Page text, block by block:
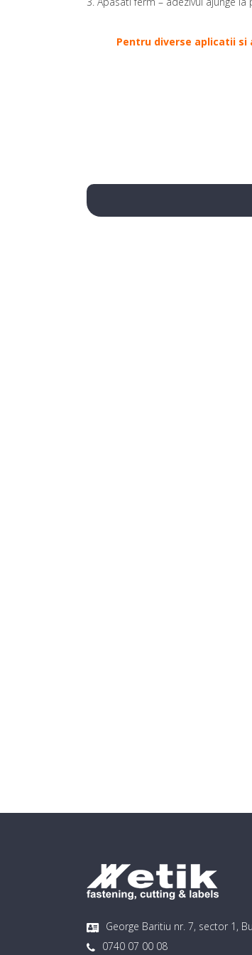
Pentru diverse aplicatii si
George Baritiu nr. 7, sector 1,
0740 07 00 08